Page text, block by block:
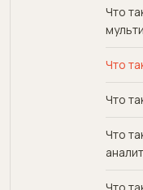
Что
Что
Что
Что